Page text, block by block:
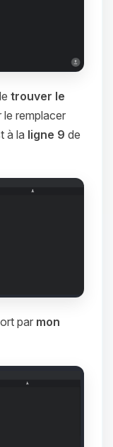
trouver le
le remplacer
à la ligne 9 de
par mon